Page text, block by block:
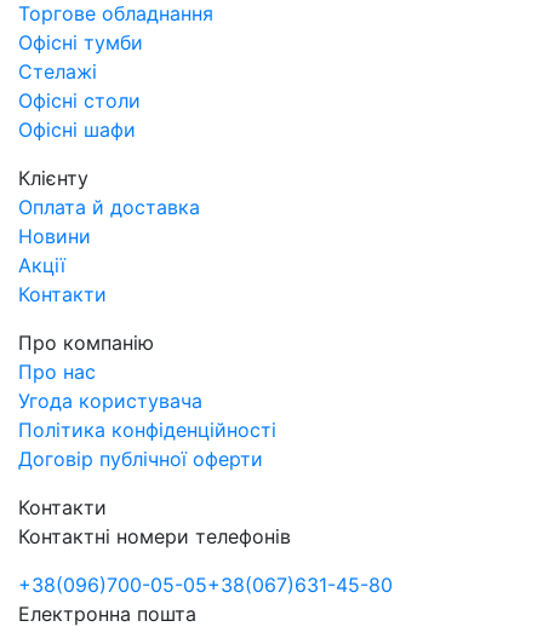
Торгове обладнання
Офісні тумби
Стелажі
Офісні столи
Офісні шафи
Клієнту
Оплата й доставка
Новини
Акції
Контакти
Про компанію
Про нас
Угода користувача
Політика конфіденційності
Договір публічної оферти
Контакти
Контактні номери телефонів
+38(096)700-05-05+38(067)631-45-80
Електронна пошта